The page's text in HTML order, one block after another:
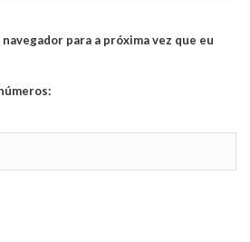
para a próxima vez que eu